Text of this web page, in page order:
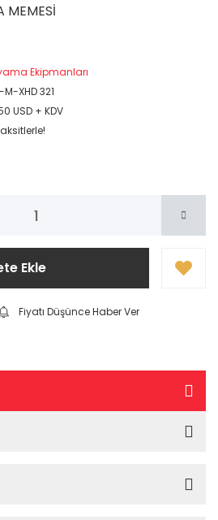
MEMESİ
Ekipmanları
M-XHD 321
USD + KDV
Ekle
Fiyatı Düşünce Haber Ver